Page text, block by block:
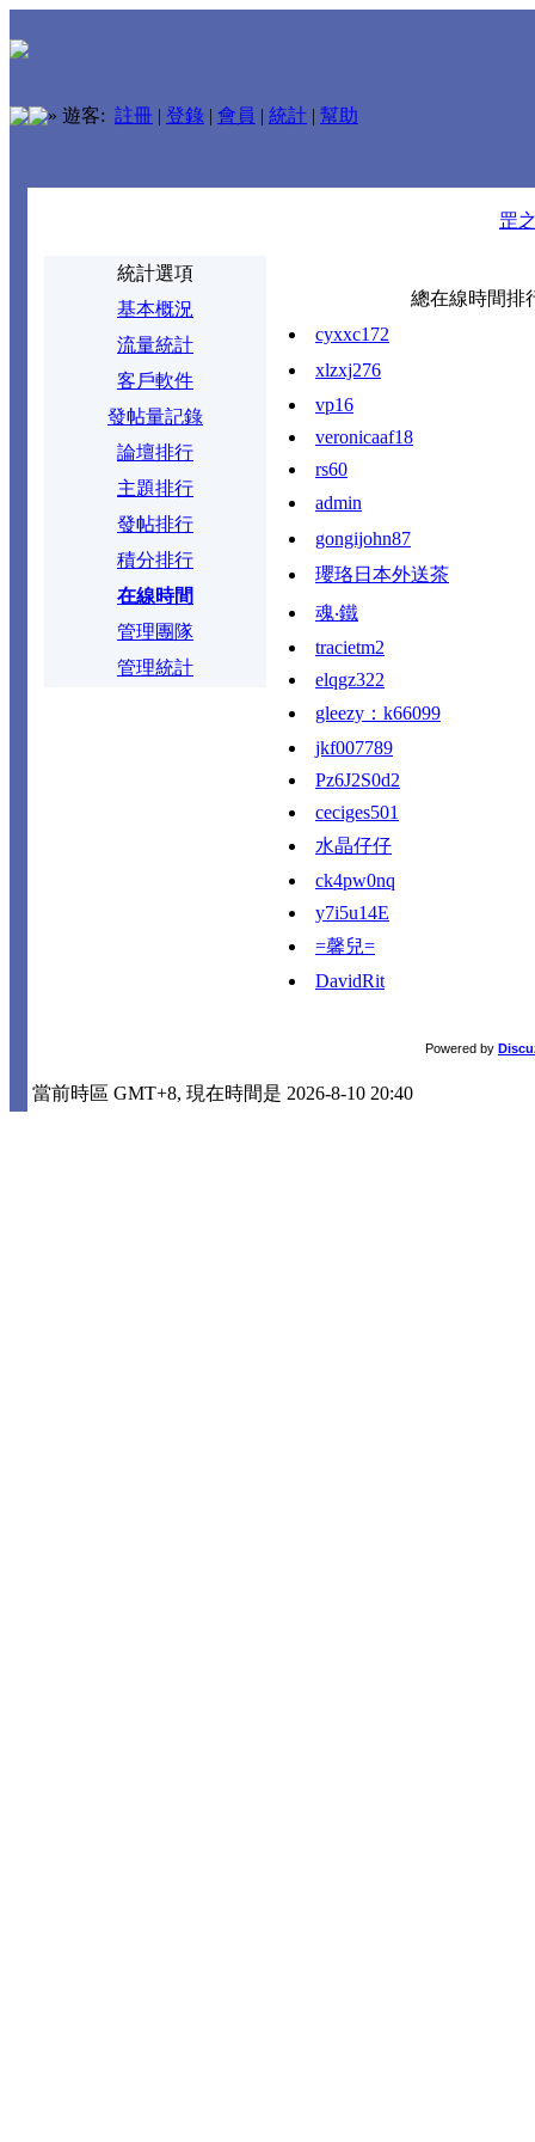
» 遊客: 註冊 | 登錄 | 會員 | 統計 | 幫助
罡
統計選項
基本概況
流量統計
客戶軟件
發帖量記錄
論壇排行
主題排行
發帖排行
積分排行
在線時間
管理團隊
管理統計
總在線時間排
cyxxc172
xlzxj276
vp16
veronicaaf18
rs60
admin
gongijohn87
瓔珞日本外送茶
魂‧鐵
tracietm2
elqgz322
gleezy：k66099
jkf007789
Pz6J2S0d2
ceciges501
水晶仔仔
ck4pw0nq
y7i5u14E
=馨兒=
DavidRit
Powered by
當前時區 GMT+8, 現在時間是 2026-8-10 20:40